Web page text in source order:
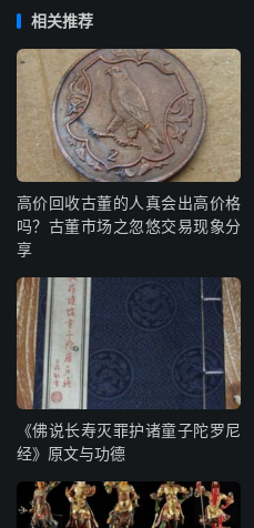
相关推荐
高价回收古董的人真会出高价格
吗？古董市场之忽悠交易现象分
享
《佛说长寿灭罪护诸童子陀罗尼
经》原文与功德